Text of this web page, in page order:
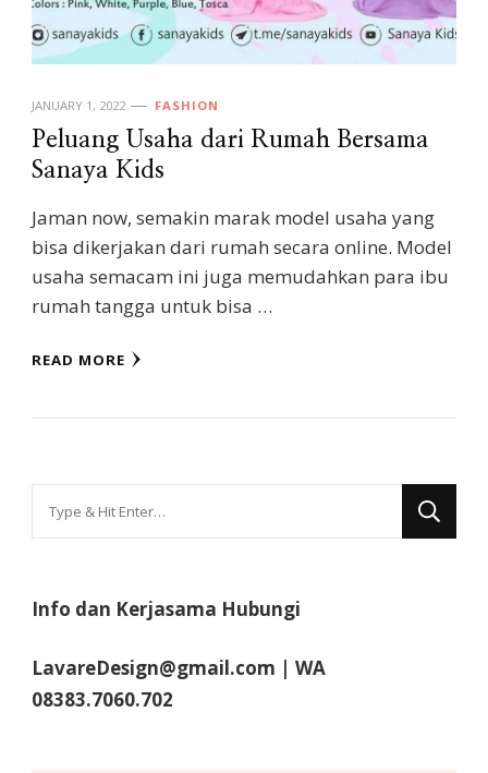
JANUARY 1, 2022 FASHION
Peluang Usaha dari Rumah Bersama
Sanaya Kids
Jaman now, semakin marak model usaha yang
bisa dikerjakan dari rumah secara online. Model
usaha semacam ini juga memudahkan para ibu
rumah tangga untuk bisa …
READ MORE
Info dan Kerjasama Hubungi
LavareDesign@gmail.com | WA
08383.7060.702